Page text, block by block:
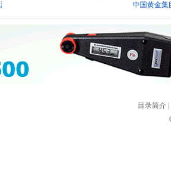
液批发价格_天津东方广诚 中国黄金集
目录简介